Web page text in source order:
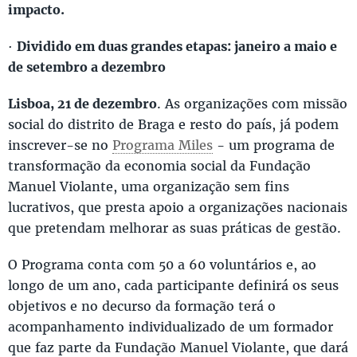
impacto.
· Dividido em duas grandes etapas: janeiro a maio e
de setembro a dezembro
Lisboa, 21 de dezembro. As organizações com missão
social do distrito de Braga e resto do país, já podem
inscrever-se no Programa Miles - um programa de
transformação da economia social da Fundação
Manuel Violante, uma organização sem fins
lucrativos, que presta apoio a organizações nacionais
que pretendam melhorar as suas práticas de gestão.
O Programa conta com 50 a 60 voluntários e, ao
longo de um ano, cada participante definirá os seus
objetivos e no decurso da formação terá o
acompanhamento individualizado de um formador
que faz parte da Fundação Manuel Violante, que dará